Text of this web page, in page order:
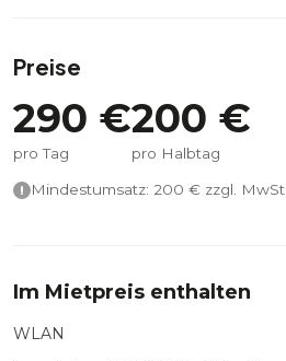
Preise
290 €
pro Tag
200 €
pro Halbtag
Mindestumsatz: 200 € zzgl. MwSt.
Im Mietpreis enthalten
WLAN